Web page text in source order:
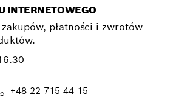
INTERNETOWEGO
płatności i zwrotów
+48 22 715 44 15